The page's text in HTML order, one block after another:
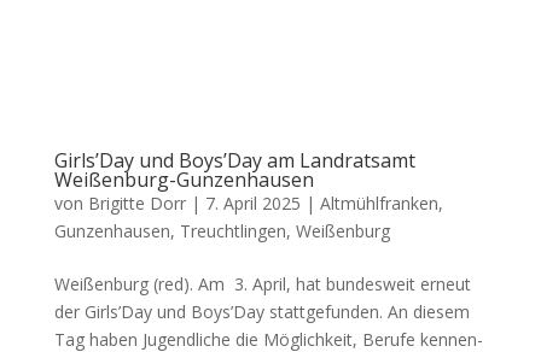
Girls’Day und Boys’Day am Landratsamt
Weißenburg-Gunzenhausen
von Brigitte Dorr| 7. April 2025 | Altmühlfranken,
Gunzenhausen, Treuchtlingen, Weißenburg
Wei­ßen­burg (red). Am 3. April, hat bun­des­weit erneut
der Girls’Day und Boys’Day statt­ge­fun­den. An die­sem
Tag haben Jugend­li­che die Mög­lich­keit, Beru­fe ken­nen­